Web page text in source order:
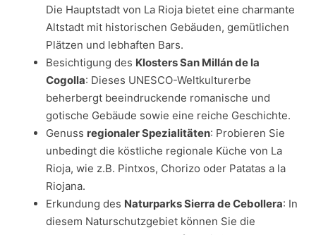
Die Hauptstadt von La Rioja bietet eine charmante
Altstadt mit historischen Gebäuden, gemütlichen
Plätzen und lebhaften Bars.
Besichtigung des Klosters San Millán de la
Cogolla: Dieses UNESCO-Weltkulturerbe
beherbergt beeindruckende romanische und
gotische Gebäude sowie eine reiche Geschichte.
Genuss regionaler Spezialitäten: Probieren Sie
unbedingt die köstliche regionale Küche von La
Rioja, wie z.B. Pintxos, Chorizo oder Patatas a la
Riojana.
Erkundung des Naturparks Sierra de Cebollera: In
diesem Naturschutzgebiet können Sie die